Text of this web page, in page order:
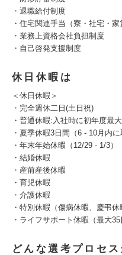
・退職給付制度
・住宅関連手当（寮・社宅・家
・業務上資格会社負担制度
・自己啓発支援制度
休日休暇は
＜休日休暇＞
・完全週休二日(土日祝)
・普通休暇:入社時に初年度最
・夏季休暇3日間（6 - 10月内に
・年末年始休暇（12/29 - 1/3）
・結婚休暇
・産前産後休暇
・育児休暇
・介護休暇
・特別休暇（傷病休暇、慶弔休
・ライフサポート休暇（最大
どんな選考プロセス